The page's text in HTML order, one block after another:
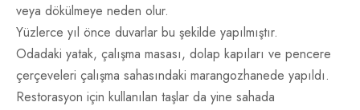
veya dökülmeye neden olur.
Yüzlerce yıl önce duvarlar bu şekilde yapılmıştır.
Odadaki yatak, çalışma masası, dolap kapıları ve pencere
çerçeveleri çalışma sahasındaki marangozhanede yapıldı.
Restorasyon için kullanılan taşlar da yine sahada